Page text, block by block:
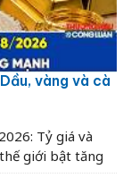
vàng và cà
Tỷ giá và
giới bật tăng